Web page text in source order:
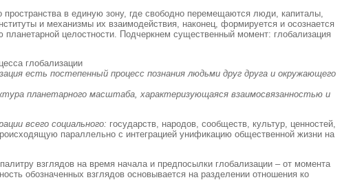
в единую зону, где свободно перемещаются люди, капиталы,
и механизмы их взаимодействия, наконец, формируется и осознается
целостности. Подчеркнем существенный момент: глобализация
глобализации
есть постепенный процесс познания людьми друг друга и окружающего
планетарного масштаба, характеризующаяся взаимосвязанностью и
всего социального: государств, народов, сообществ, культур, ценностей,
параллельно с интеграцией унификацию общественной жизни на
взглядов на время начала и предпосылки глобализации – от момента
обозначенных взглядов основывается на разделении отношения ко